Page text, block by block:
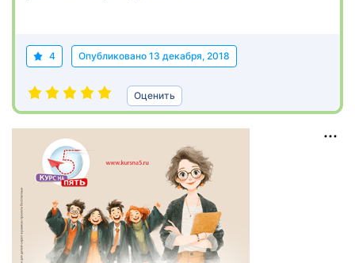
4 Опубликовано 13 декабря, 2018
Оценить